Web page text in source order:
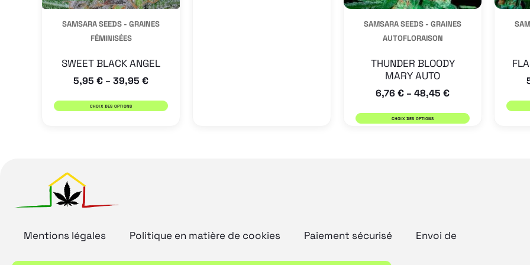
SAMSARA SEEDS - GRAINES
FÉMINISÉES
SWEET BLACK ANGEL
5,95 € – 39,95 €
CHOIX DES OPTIONS
être
SAMSARA SEEDS - GRAINES
AUTOFLORAISON
THUNDER BLOODY
MARY AUTO
6,76€ – 48,45 €
CHOIX DES OPTIONS
être
produit
Mentions légales Politique en matière de cookies Paiement sécurisé Envoi de